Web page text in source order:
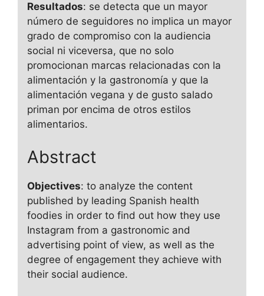
Resultados: se detecta que un mayor
número de seguidores no implica un mayor
grado de compromiso con la audiencia
social ni viceversa, que no solo
promocionan marcas relacionadas con la
alimentación y la gastronomía y que la
alimentación vegana y de gusto salado
priman por encima de otros estilos
alimentarios.
Abstract
Objectives: to analyze the content
published by leading Spanish health
foodies in order to find out how they use
Instagram from a gastronomic and
advertising point of view, as well as the
degree of engagement they achieve with
their social audience.